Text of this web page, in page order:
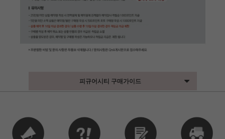
피규어시티 구매가이드